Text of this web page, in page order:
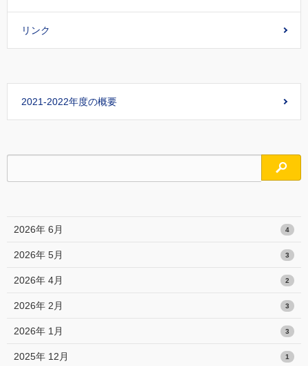
リンク
2021-2022年度の概要
検索
2026年 6月 4
2026年 5月 3
2026年 4月 2
2026年 2月 3
2026年 1月 3
2025年 12月 1